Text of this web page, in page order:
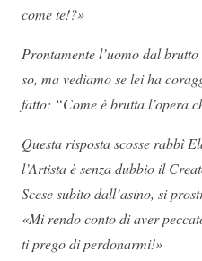
come te!?»
Prontamente l’uomo dal
so, ma vediamo se lei ha
fatto: “Come è brutta l’opera
Questa risposta scosse rabbì
l’Artista è senza dubbio il
Scese subito dall’asino, si
«Mi rendo conto di aver
ti prego di perdonarmi!»